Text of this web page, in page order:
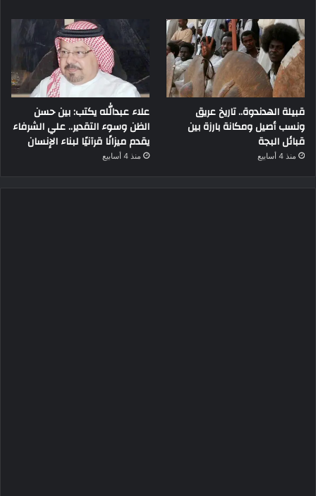
قبيلة الهدندوة.. تاريخ عريق
ونسب أصيل ومكانة بارزة بين
قبائل البجة
منذ 4 أسابيع
علاء عبدالله يكتب: بين حسن
الظن وسوء التقدير.. علي الشرفاء
يقدم ميزانًا قرآنيًا لبناء الإنسان
منذ 4 أسابيع